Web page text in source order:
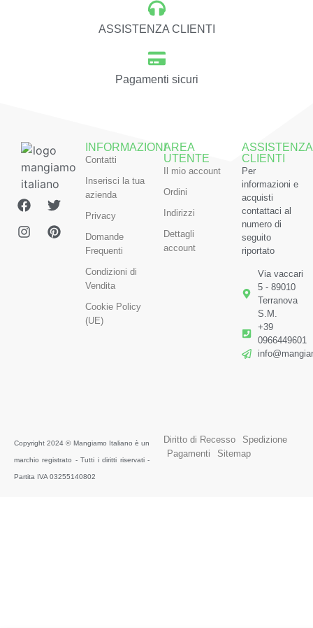
ASSISTENZA CLIENTI
Pagamenti sicuri
INFORMAZIONI
Contatti
Inserisci la tua
azienda
Privacy
Domande
Frequenti
Condizioni di
Vendita
Cookie Policy
(UE)
AREA
UTENTE
Il mio account
Ordini
Indirizzi
Dettagli
account
ASSISTENZA
CLIENTI
Per
informazioni e
acquisti
contattaci al
numero di
seguito
riportato
Via vaccari
5 - 89010
Terranova
S.M.
+39
0966449601
Copyright 2024 © Mangiamo Italiano è un
marchio registrato - Tutti i diritti riservati -
Partita IVA 03255140802
Diritto di Recesso
Spedizione
Pagamenti
Sitemap